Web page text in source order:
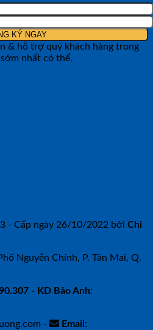
& hỗ trợ quý khách hàng trong
nhất có thể.
- Cấp ngày 26/10/2022 bởi Chi
Nguyễn Chính, P. Tân Mai, Q.
- KD Bảo Anh:
- Email: